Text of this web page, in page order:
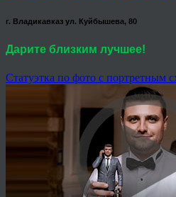
г. Владикавказ ул. Куйбышева, 80
Дарите близким лучшее!
Статуэтка по фото с портретным